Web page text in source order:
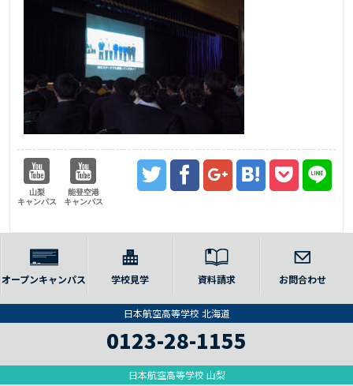
山梨
キャンパス
能登空港
キャンパス
オープンキャンパス 学校見学 資料請求 お問合わせ
日本航空高等学校 北海道
0123-28-1155
日本航空高等学校 山梨